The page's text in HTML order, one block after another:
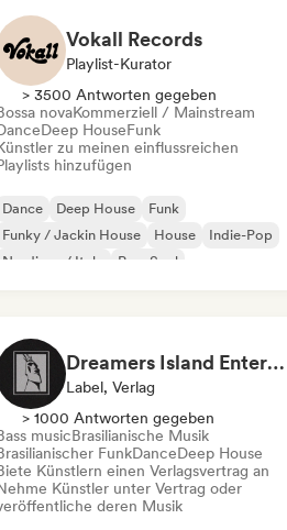
Vokall Records
Playlist-Kurator
> 3500 Antworten gegeben
novaKommerziell / Mainstream
Deep HouseFunk
zu meinen einflussreichen
hinzufügen
Dance Deep House
Funk
Funky / Jackin House
House
Indie-Pop
Nu-disco / Italo
Pop-Soul
Dreamers Island Entertainment
Label, Verlag
> 1000 Antworten gegeben
musicBrasilianische Musik
FunkDanceDeep House
Künstlern einen Verlagsvertrag an
Künstler unter Vertrag oder
deren Musik